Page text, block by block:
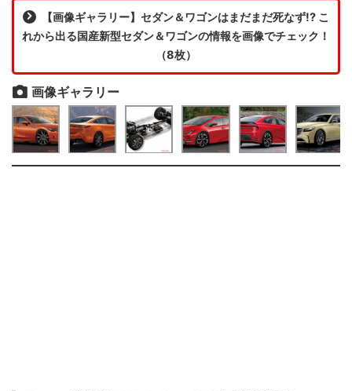
【画像ギャラリー】セダン＆ワゴンはまだまだ死なず!? こ
れから出る国産新型セダン＆ワゴンの情報を画像でチェック！
（8枚）
画像ギャラリー